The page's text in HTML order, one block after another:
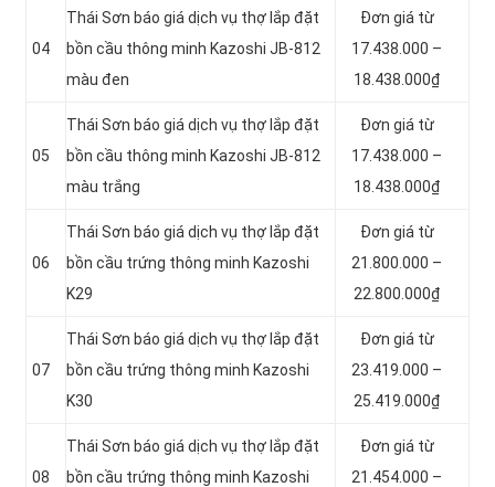
04
Thái Sơn báo giá dịch vụ thợ lắp đặt
bồn cầu thông minh Kazoshi JB-812
màu đen
Đơn giá từ
17.438.000 –
18.438.000₫
05
Thái Sơn báo giá dịch vụ thợ lắp đặt
bồn cầu thông minh Kazoshi JB-812
màu trắng
Đơn giá từ
17.438.000 –
18.438.000₫
06
Thái Sơn báo giá dịch vụ thợ lắp đặt
bồn cầu trứng thông minh Kazoshi
K29
Đơn giá từ
21.800.000 –
22.800.000₫
07
Thái Sơn báo giá dịch vụ thợ lắp đặt
bồn cầu trứng thông minh Kazoshi
K30
Đơn giá từ
23.419.000 –
25.419.000₫
08
Thái Sơn báo giá dịch vụ thợ lắp đặt
bồn cầu trứng thông minh Kazoshi
Đơn giá từ
21.454.000 –